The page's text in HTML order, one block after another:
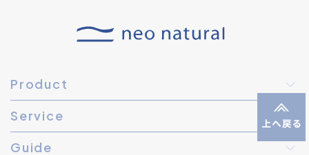
Product
Service
Guide